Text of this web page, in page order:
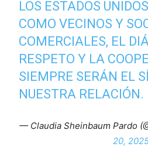
LOS ESTADOS
COMO VECINOS Y
COMERCIALES, EL
RESPETO Y LA
SIEMPRE SERÁN EL
NUESTRA RELACIÓN.
— Claudia Sheinbaum Pardo
20,